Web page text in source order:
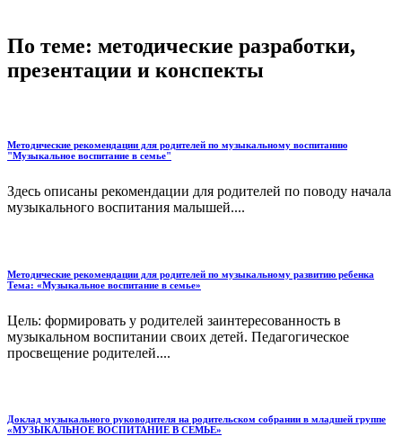
По теме: методические разработки,
презентации и конспекты
Методические рекомендации для родителей по музыкальному воспитанию
"Музыкальное воспитание в семье"
Здесь описаны рекомендации для родителей по поводу начала
музыкального воспитания малышей....
Методические рекомендации для родителей по музыкальному развитию ребенка
Тема: «Музыкальное воспитание в семье»
Цель: формировать у родителей заинтересованность в
музыкальном воспитании своих детей. Педагогическое
просвещение родителей....
Доклад музыкального руководителя на родительском собрании в младшей группе
«МУЗЫКАЛЬНОЕ ВОСПИТАНИЕ В СЕМЬЕ»